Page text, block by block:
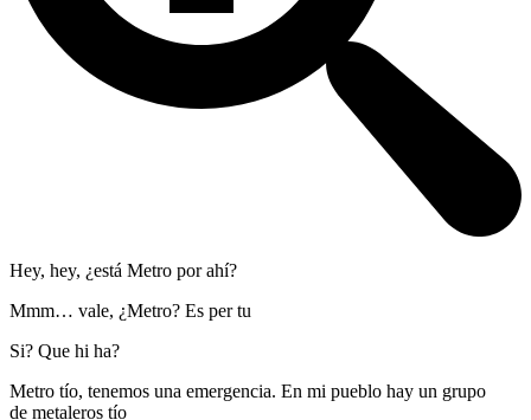
Hey, hey, ¿está Metro por ahí?
Mmm… vale, ¿Metro? Es per tu
Si? Que hi ha?
Metro tío, tenemos una emergencia. En mi pueblo hay un grupo
de metaleros tío